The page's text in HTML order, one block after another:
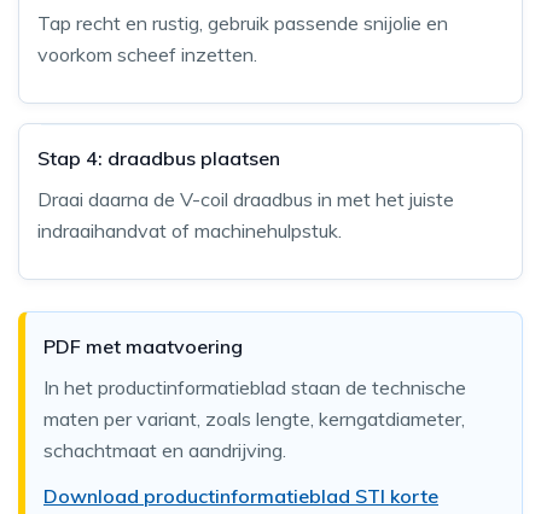
Tap recht en rustig, gebruik passende snijolie en
voorkom scheef inzetten.
Stap 4: draadbus plaatsen
Draai daarna de V-coil draadbus in met het juiste
indraaihandvat of machinehulpstuk.
PDF met maatvoering
In het productinformatieblad staan de technische
maten per variant, zoals lengte, kerngatdiameter,
schachtmaat en aandrijving.
Download productinformatieblad STI korte